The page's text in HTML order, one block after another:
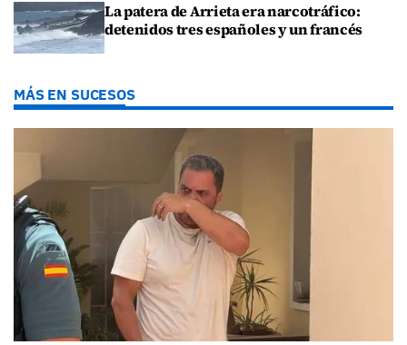
La patera de Arrieta era narcotráfico:
detenidos tres españoles y un francés
MÁS EN SUCESOS